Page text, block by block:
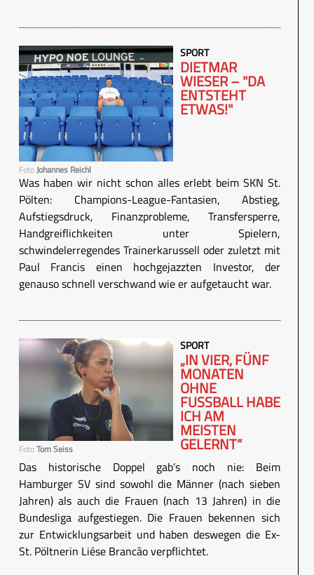
FotoJohannes Reichl
SPORT
DIETMAR
WIESER – "DA
ENTSTEHT
ETWAS!"
Was haben wir nicht schon alles erlebt beim SKN St.
Pölten: Champions-League-Fantasien, Abstieg,
Aufstiegsdruck, Finanzprobleme, Transfersperre,
Handgreiflichkeiten unter Spielern,
schwindelerregendes Trainerkarussell oder zuletzt mit
Paul Francis einen hochgejazzten Investor, der
genauso schnell verschwand wie er aufgetaucht war.
FotoTom Seiss
SPORT
„IN VIER, FÜNF
MONATEN
OHNE
FUSSBALL HABE I
CH AM M
EISTEN G
ELERNT“
Das historische Doppel gab’s noch nie: Beim
Hamburger SV sind sowohl die Männer (nach sieben
Jahren) als auch die Frauen (nach 13 Jahren) in die
Bundesliga aufgestiegen. Die Frauen bekennen sich
zur Entwicklungsarbeit und haben deswegen die Ex-
St. Pöltnerin Liése Brancão verpflichtet.